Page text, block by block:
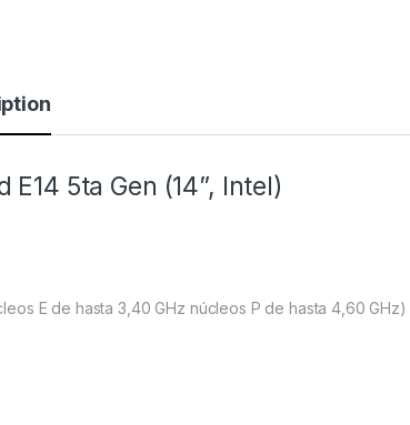
E14 5ta Gen (14”, Intel)
E de hasta 3,40 GHz núcleos P de hasta 4,60 GHz)